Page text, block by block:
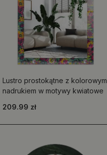
Lustro prostokątne z kolorowym
nadrukiem w motywy kwiatowe
209.99 zł